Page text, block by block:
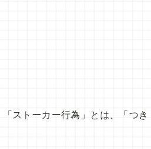
ストーカー行為」とは、「つき